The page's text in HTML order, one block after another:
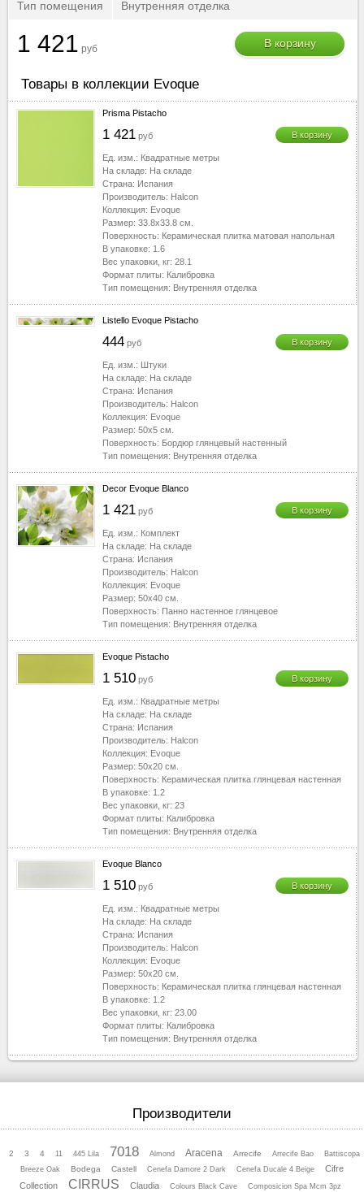
Тип помещения Внутренняя отделка
1 421 руб В корзину
Товары в коллекции Evoque
Prisma Pistacho
1 421 руб В корзину
Ед. изм.: Квадратные метры
На складе: На складе
Страна: Испания
Производитель: Halcon
Коллекция: Evoque
Размер: 33.8x33.8 см.
Поверхность: Керамическая плитка матовая напольная
В упаковке: 1.6
Вес упаковки, кг: 28.1
Формат плиты: Калибровка
Тип помещения: Внутренняя отделка
Listello Evoque Pistacho
444 руб В корзину
Ед. изм.: Штуки
На складе: На складе
Страна: Испания
Производитель: Halcon
Коллекция: Evoque
Размер: 50x5 см.
Поверхность: Бордюр глянцевый настенный
Тип помещения: Внутренняя отделка
Decor Evoque Blanco
1 421 руб В корзину
Ед. изм.: Комплект
На складе: На складе
Страна: Испания
Производитель: Halcon
Коллекция: Evoque
Размер: 50x40 см.
Поверхность: Панно настенное глянцевое
Тип помещения: Внутренняя отделка
Evoque Pistacho
1 510 руб В корзину
Ед. изм.: Квадратные метры
На складе: На складе
Страна: Испания
Производитель: Halcon
Коллекция: Evoque
Размер: 50x20 см.
Поверхность: Керамическая плитка глянцевая настенная
В упаковке: 1.2
Вес упаковки, кг: 23
Формат плиты: Калибровка
Тип помещения: Внутренняя отделка
Evoque Blanco
1 510 руб В корзину
Ед. изм.: Квадратные метры
На складе: На складе
Страна: Испания
Производитель: Halcon
Коллекция: Evoque
Размер: 50x20 см.
Поверхность: Керамическая плитка глянцевая настенная
В упаковке: 1.2
Вес упаковки, кг: 23.00
Формат плиты: Калибровка
Тип помещения: Внутренняя отделка
Производители
2 3 4 11 445 Lila 7018 Almond Aracena Arrecife Arrecife Bao
Battiscopa
Breeze Oak
Bodega Castell Cenefa Damore 2 Dark Cenefa Ducale 4 Beige
Cifre
Collection
CIRRUS Claudia Colours Black Cave Composicion Spa Mcm 3pz